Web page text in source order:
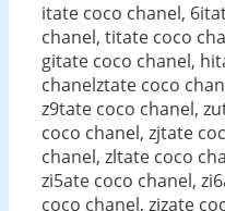
itate coco chanel,
chanel, titate coco
gitate coco chanel,
chanelztate coco
z9tate coco chanel,
coco chanel, zjtate
chanel, zltate coco
zi5ate coco chanel,
coco chanel, zizate